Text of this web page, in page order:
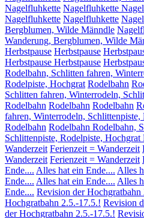
Nagelfluhkette Nagelfluhkette
Nagelfluhkette Nagelfluhkette
Bergblumen, Wilde Männdle
Wanderung, Bergblumen, Wilde
Herbstpause Herbstpause
Herbstpause Herbstpause
Rodelbahn, Schlitten fahren,
Rodelpiste, Hochgrat Rodelbahn
Schlitten fahren, Winterrodeln,
Rodelbahn Rodelbahn Rodelbahn
fahren, Winterrodeln,
Rodelbahn Rodelbahn Rodelbahn,
Schlittenpiste, Rodelpiste, Hochgrat
Wanderzeit Ferienzeit = Wanderzeit
Wanderzeit Ferienzeit = Wanderzeit
Ende.... Alles hat ein Ende.... Alles
Ende.... Alles hat ein Ende.... Alles
Ende.... Revision der Hochgratbahn
Hochgratbahn 2.5.-17.5.! Revision
der Hochgratbahn 2.5.-17.5.!